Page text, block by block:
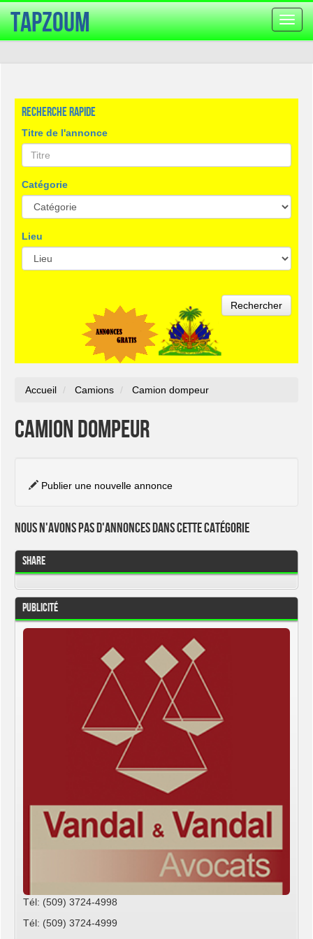
la
TapZoum
Recherche rapide
Titre de l'annonce
Catégorie
Lieu
Rechercher
Accueil Camions Camion dompeur
Camion dompeur
Publier une nouvelle annonce
Nous n'avons pas d'annonces dans cette catégorie
Share
Publicité
Tél: (509) 3724-4998
Tél: (509) 3724-4999